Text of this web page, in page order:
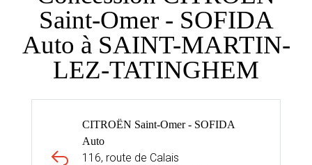
Saint-Omer - SOFIDA
Auto à SAINT-MARTIN-
LEZ-TATINGHEM
CITROËN Saint-Omer - SOFIDA
Auto
116, route de Calais